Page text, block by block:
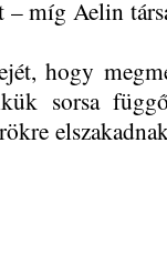
míg Aelin
hogy
sorsa